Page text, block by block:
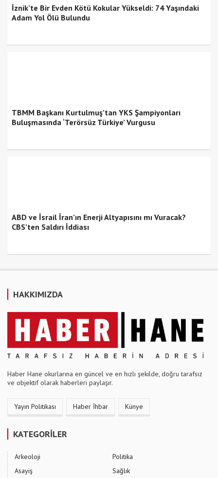
İznik’te Bir Evden Kötü Kokular Yükseldi: 74 Yaşındaki
Adam Yol Ölü Bulundu
TBMM Başkanı Kurtulmuş’tan YKS Şampiyonları
Buluşmasında ‘Terörsüz Türkiye’ Vurgusu
ABD ve İsrail İran’ın Enerji Altyapısını mı Vuracak?
CBS’ten Saldırı İddiası
HAKKIMIZDA
Haber Hane okurlarına en güncel ve en hızlı şekilde, doğru tarafsız
ve objektif olarak haberleri paylaşır.
Yayın Politikası Haber İhbar Künye
KATEGORİLER
Arkeoloji
Asayiş
Politika
Sağlık